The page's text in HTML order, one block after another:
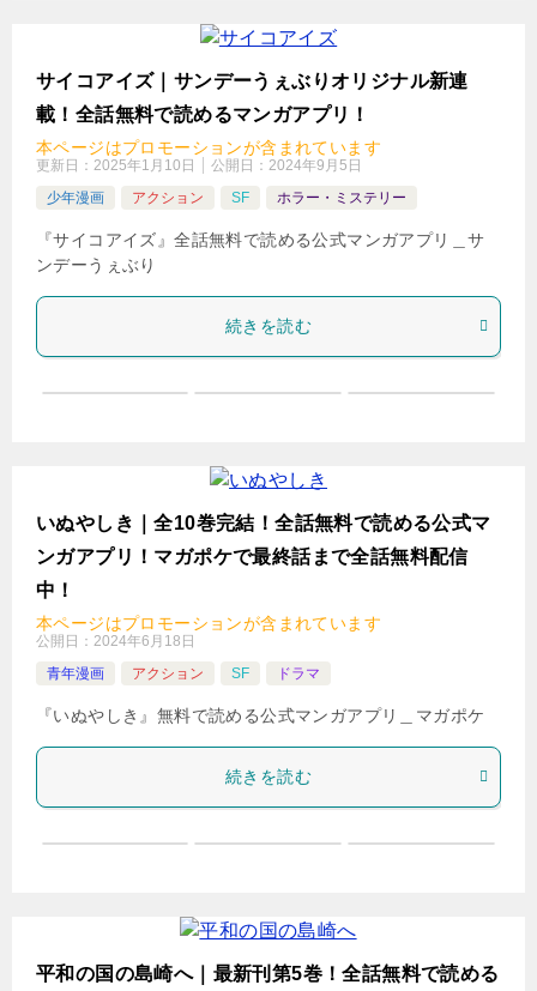
サイコアイズ｜サンデーうぇぶりオリジナル新連
載！全話無料で読めるマンガアプリ！
本ページはプロモーションが含まれています
更新日： 2025年1月10日 公開日： 2024年9月5日
少年漫画
アクション SF ホラー・ミステリー
『サイコアイズ』全話無料で読める公式マンガアプリ＿サ
ンデーうぇぶり
続きを読む
いぬやしき｜全10巻完結！全話無料で読める公式マ
ンガアプリ！マガポケで最終話まで全話無料配信
中！
本ページはプロモーションが含まれています
公開日： 2024年6月18日
青年漫画
アクション SF ドラマ
『いぬやしき』無料で読める公式マンガアプリ＿マガポケ
続きを読む
平和の国の島崎へ｜最新刊第5巻！全話無料で読める